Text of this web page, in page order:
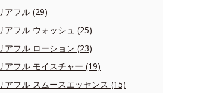
アフル (29)
アフル ウォッシュ (25)
アフル ローション (23)
アフル モイスチャー (19)
アフル スムースエッセンス (15)